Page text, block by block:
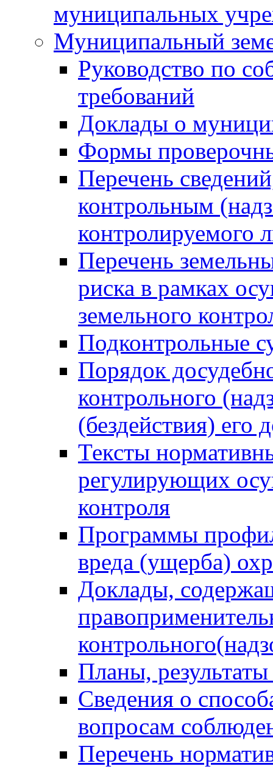
муниципальных
Муниципальный
Руководство по
требований
Доклады о
Формы
Перечень
контрольным
контролируемого
Перечень
риска в рамках
земельного
Подконтрольные
Порядок
контрольного
(бездействия)
Тексты
регулирующих
контроля
Программы
вреда (ущерба)
Доклады,
Планы,
Сведения о
вопросам
Перечень